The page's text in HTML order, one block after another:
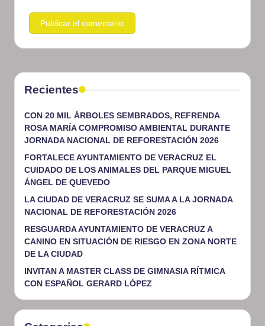
Recientes
CON 20 MIL ÁRBOLES SEMBRADOS, REFRENDA
ROSA MARÍA COMPROMISO AMBIENTAL DURANTE
JORNADA NACIONAL DE REFORESTACIÓN 2026
FORTALECE AYUNTAMIENTO DE VERACRUZ EL
CUIDADO DE LOS ANIMALES DEL PARQUE MIGUEL
ÁNGEL DE QUEVEDO
LA CIUDAD DE VERACRUZ SE SUMA A LA JORNADA
NACIONAL DE REFORESTACIÓN 2026
RESGUARDA AYUNTAMIENTO DE VERACRUZ A
CANINO EN SITUACIÓN DE RIESGO EN ZONA NORTE
DE LA CIUDAD
INVITAN A MASTER CLASS DE GIMNASIA RÍTMICA
CON ESPAÑOL GERARD LÓPEZ